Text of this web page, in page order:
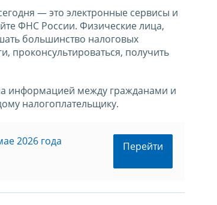
— это электронные сервисы и
ФНС России. Физические лица,
большинство налоговых
проконсультироваться, получить
информацией между гражданами и
налогоплательщику.
Перейти
2026 года